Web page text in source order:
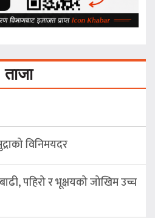
ताजा
विनिमयदर
पहिरो र भूक्षयको जोखिम उच्च